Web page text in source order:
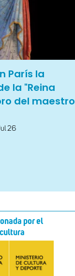
París la
la "Reina
del maestro
26
por el